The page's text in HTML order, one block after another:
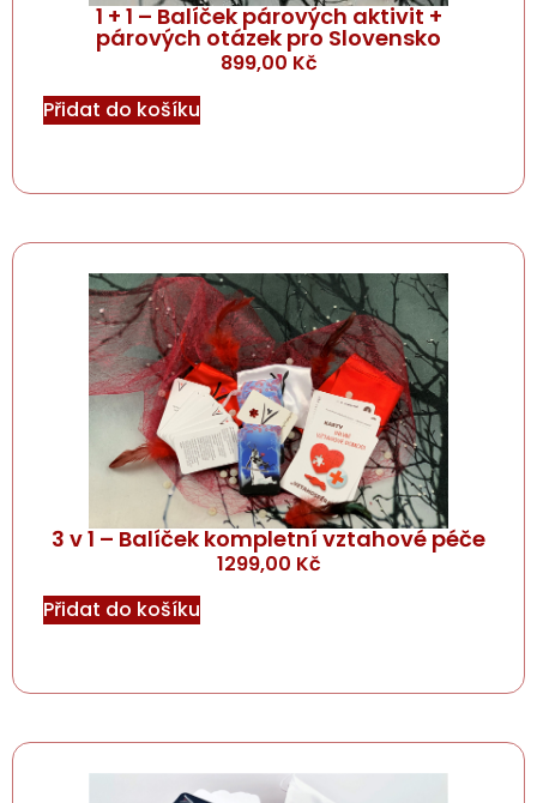
1 + 1 – Balíček párových aktivit +
párových otázek pro Slovensko
899,00 Kč
Přidat do košíku
3 v 1 – Balíček kompletní vztahové péče
1299,00 Kč
Přidat do košíku